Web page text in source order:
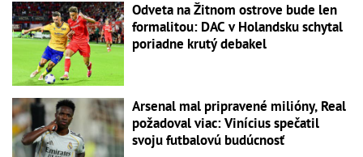
Odveta na Žitnom ostrove bude len
formalitou: DAC v Holandsku schytal
poriadne krutý debakel
Arsenal mal pripravené milióny, Real
požadoval viac: Vinícius spečatil
svoju futbalovú budúcnosť